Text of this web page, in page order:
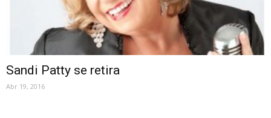
Sandi Patty se retira
Abr 19, 2016